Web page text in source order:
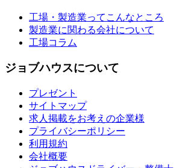
工場・製造業ってこんなところ
製造業に関わる会社について
工場コラム
ジョブハウスについて
プレゼント
サイトマップ
求人掲載をお考えの企業様
プライバシーポリシー
利用規約
会社概要